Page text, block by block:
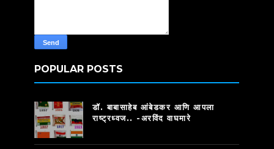
POPULAR POSTS
डॉ. बाबासाहेब आंबेडकर आणि आपला
राष्ट्रध्वज.. -अरविंद वाघमारे